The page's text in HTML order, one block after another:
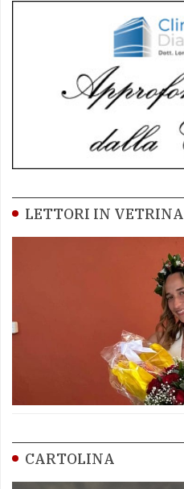
LETTORI IN VETRINA
CARTOLINA